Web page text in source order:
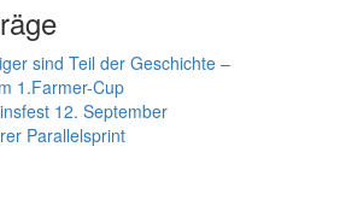
sind Teil der Geschichte –
1.Farmer-Cup
12. September
Parallelsprint